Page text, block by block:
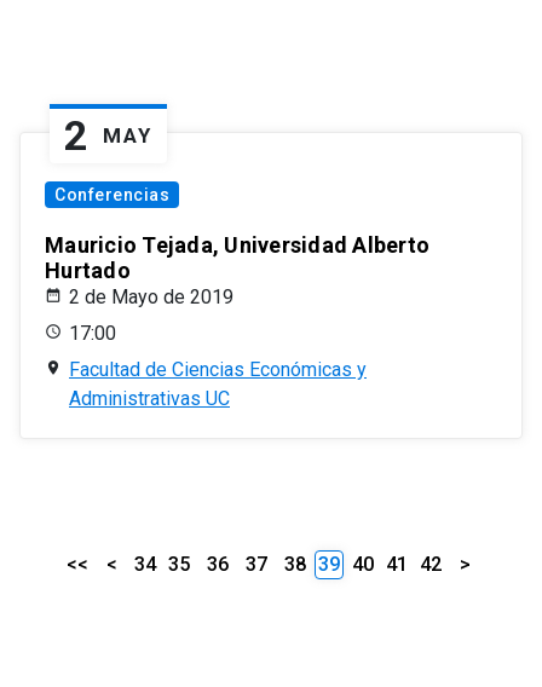
2 MAY
Conferencias
Mauricio Tejada, Universidad Alberto
Hurtado
2 de Mayo de 2019
17:00
Facultad de Ciencias Económicas y
Administrativas UC
<< < 34 35 36 37 38 39 40 41 42 >